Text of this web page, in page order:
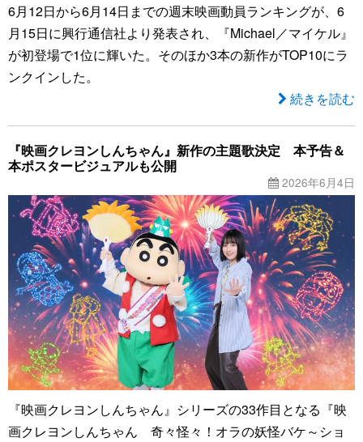
6月12日から6月14日までの週末映画動員ランキングが、6
月15日に興行通信社より発表され、『Michael／マイケル』
が初登場で1位に輝いた。そのほか3本の新作がTOP10にラ
ンクインした。
続きを読む
『映画クレヨンしんちゃん』新作の主題歌決定 本予告＆
本ポスタービジュアルも公開
2026年6月4日
『映画クレヨンしんちゃん』シリーズの33作目となる『映
画クレヨンしんちゃん 奇々怪々！オラの妖怪バケ～ショ